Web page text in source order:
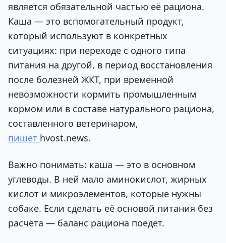
является обязательной частью её рациона.
Каша — это вспомогательный продукт,
который используют в конкретных
ситуациях: при переходе с одного типа
питания на другой, в период восстановления
после болезней ЖКТ, при временной
невозможности кормить промышленным
кормом или в составе натурального рациона,
составленного ветеринаром,
пишет hvost.news.
Важно понимать: каша — это в основном
углеводы. В ней мало аминокислот, жирных
кислот и микроэлементов, которые нужны
собаке. Если сделать её основой питания без
расчёта — баланс рациона поедет.